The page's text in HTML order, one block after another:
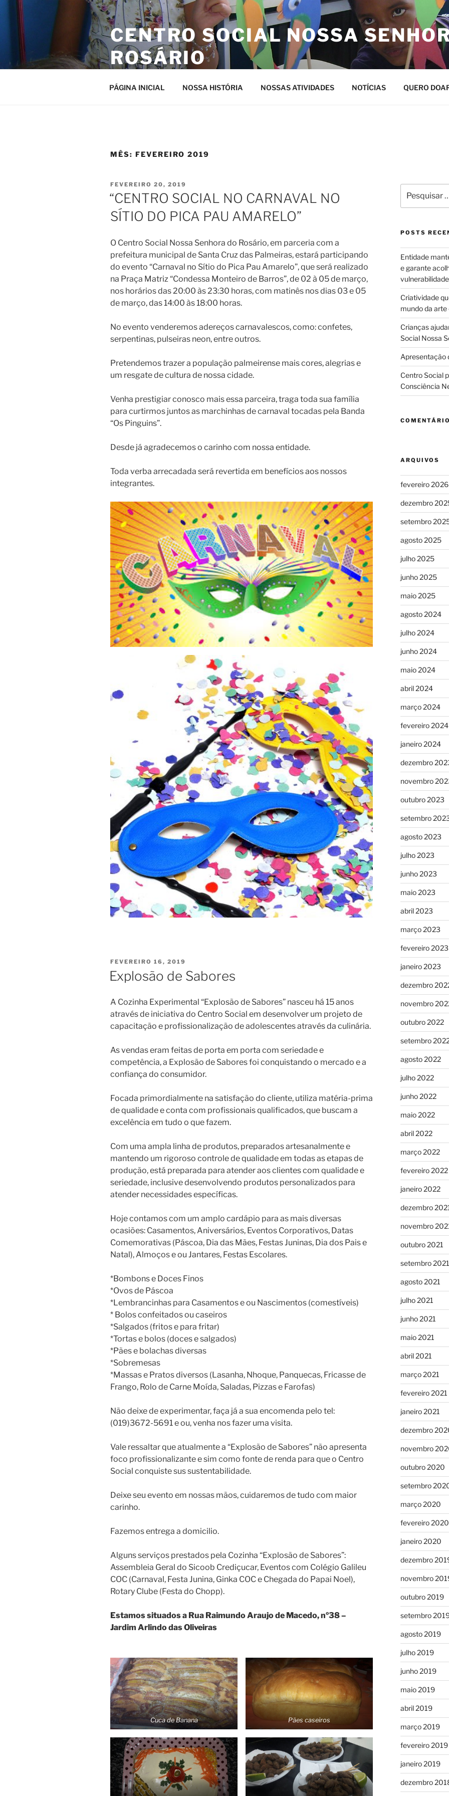
CENTRO SOCIAL NOSSA
ROSÁRIO
PÁGINA INICIAL NOSSA HISTÓRIA NOSSAS ATIVIDADES NOTÍCIAS QUERO
MÊS: FEVEREIRO 2019
PUBLICADO
EM
FEVEREIRO 20, 2019
“CENTRO SOCIAL NO CARNAVAL NO
SÍTIO DO PICA PAU AMARELO”
O Centro Social Nossa Senhora do Rosário, em parceria com a
prefeitura municipal de Santa Cruz das Palmeiras, estará participando
do evento “Carnaval no Sítio do Pica Pau Amarelo”, que será realizado
na Praça Matriz “Condessa Monteiro de Barros”, de 02 à 05 de março,
nos horários das 20:00 às 23:30 horas, com matinês nos dias 03 e 05
de março, das 14:00 às 18:00 horas.
No evento venderemos adereços carnavalescos, como: confetes,
serpentinas, pulseiras neon, entre outros.
Pretendemos trazer a população palmeirense mais cores, alegrias e
um resgate de cultura de nossa cidade.
Venha prestigiar conosco mais essa parceira, traga toda sua família
para curtirmos juntos as marchinhas de carnaval tocadas pela Banda
“Os Pinguins”.
Desde já agradecemos o carinho com nossa entidade.
Toda verba arrecadada será revertida em benefícios aos nossos
integrantes.
PUBLICADO
EM
FEVEREIRO 16, 2019
Explosão de Sabores
A Cozinha Experimental “Explosão de Sabores” nasceu há 15 anos
através de iniciativa do Centro Social em desenvolver um projeto de
capacitação e profissionalização de adolescentes através da culinária.
As vendas eram feitas de porta em porta com seriedade e
competência, a Explosão de Sabores foi conquistando o mercado e a
confiança do consumidor.
Focada primordialmente na satisfação do cliente, utiliza matéria-prima
de qualidade e conta com profissionais qualificados, que buscam a
excelência em tudo o que fazem.
Com uma ampla linha de produtos, preparados artesanalmente e
mantendo um rigoroso controle de qualidade em todas as etapas de
produção, está preparada para atender aos clientes com qualidade e
seriedade, inclusive desenvolvendo produtos personalizados para
atender necessidades específicas.
Hoje contamos com um amplo cardápio para as mais diversas
ocasiões: Casamentos, Aniversários, Eventos Corporativos, Datas
Comemorativas (Páscoa, Dia das Mães, Festas Juninas, Dia dos Pais e
Natal), Almoços e ou Jantares, Festas Escolares.
*Bombons e Doces Finos
*Ovos de Páscoa
*Lembrancinhas para Casamentos e ou Nascimentos (comestíveis)
* Bolos confeitados ou caseiros
*Salgados (fritos e para fritar)
*Tortas e bolos (doces e salgados)
*Pães e bolachas diversas
*Sobremesas
*Massas e Pratos diversos (Lasanha, Nhoque, Panquecas, Fricasse de
Frango, Rolo de Carne Moída, Saladas, Pizzas e Farofas)
Não deixe de experimentar, faça já a sua encomenda pelo tel:
(019)3672-5691 e ou, venha nos fazer uma visita.
Vale ressaltar que atualmente a “Explosão de Sabores” não apresenta
foco profissionalizante e sim como fonte de renda para que o Centro
Social conquiste sus sustentabilidade.
Deixe seu evento em nossas mãos, cuidaremos de tudo com maior
carinho.
Fazemos entrega a domicilio.
Alguns serviços prestados pela Cozinha “Explosão de Sabores”:
Assembleia Geral do Sicoob Crediçucar, Eventos com Colégio Galileu
COC (Carnaval, Festa Junina, Ginka COC e Chegada do Papai Noel),
Rotary Clube (Festa do Chopp).
Estamos situados a Rua Raimundo Araujo de Macedo, nº38 –
Jardim Arlindo das Oliveiras
Cuca de Banana Pães caseiros
por:
POSTS
Entidade
e garante
vulnerabilidade
Criatividade
mundo da
Crianças
Social Nossa
Apresentação
Centro Social
Consciência
ARQUIVOS
fevereiro 2026
dezembro
setembro
agosto 2025
julho 2025
junho 2025
maio 2025
agosto 2024
julho 2024
junho 2024
maio 2024
abril 2024
março 2024
fevereiro 2024
janeiro 2024
dezembro
novembro
outubro 2023
setembro
agosto 2023
julho 2023
junho 2023
maio 2023
abril 2023
março 2023
fevereiro 2023
janeiro 2023
dezembro
novembro
outubro 2022
setembro
agosto 2022
julho 2022
junho 2022
maio 2022
abril 2022
março 2022
fevereiro 2022
janeiro 2022
dezembro
novembro
outubro 2021
setembro 2021
agosto 2021
julho 2021
junho 2021
maio 2021
abril 2021
março 2021
fevereiro 2021
janeiro 2021
dezembro
novembro
outubro 2020
setembro
março 2020
fevereiro 2020
janeiro 2020
dezembro
novembro
outubro 2019
setembro
agosto 2019
julho 2019
junho 2019
maio 2019
abril 2019
março 2019
fevereiro 2019
janeiro 2019
dezembro